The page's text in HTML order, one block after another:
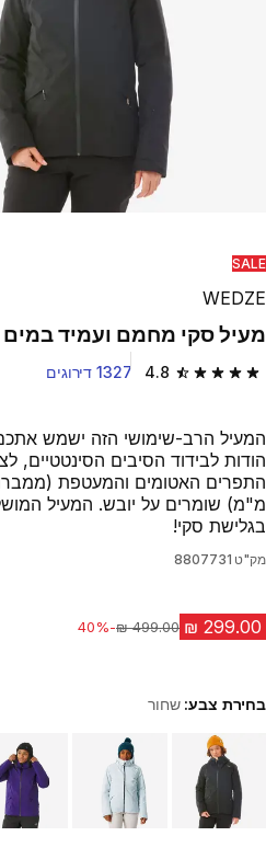
SALE
WEDZE
מעיל סקי מחמם ועמיד
4.8 4.8 out of 5 stars from 1327 reviews 1327 דירוגים
המעיל הרב-שימושי הזה ישמש אתכם
הודות לבידוד הסיבים הסינטטיים,
מ"מ) שומרים על יובש. המעיל
בגלישת סקי!
מק"ט 8807731
מחיר לפני הנחה
-40%
בחירת צבע:שחור
Choose a variant